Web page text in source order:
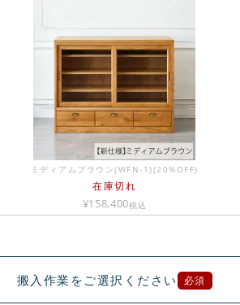
ミディアムブラウン(WFN-1)(20%OFF)
在庫切れ
¥158,400税込
搬入作業をご選択ください 必須